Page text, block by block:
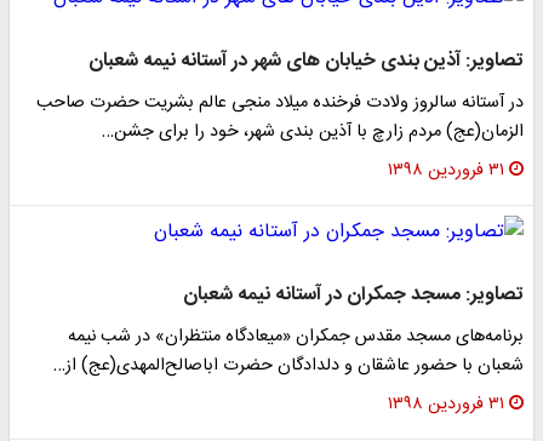
تصاویر: آذین بندی خیابان های شهر در آستانه نیمه شعبان
در آستانه سالروز ولادت فرخنده میلاد منجی عالم بشریت حضرت صاحب
الزمان(عج) مردم زارچ با آذین بندی شهر، خود را برای جشن…
۳۱ فروردین ۱۳۹۸
تصاویر: مسجد جمکران در آستانه نیمه شعبان
برنامه‌های مسجد مقدس جمکران «میعادگاه منتظران» در شب نیمه
شعبان با حضور عاشقان و دلدادگان حضرت اباصالح‌المهدی(عج) از…
۳۱ فروردین ۱۳۹۸